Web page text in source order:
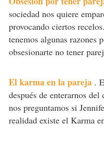
sociedad nos quiere
provocando ciertos
tenemos algunas razones
obsesionarte no tener
El karma en la pareja .
después de enterarnos
nos preguntamos si
realidad existe el Karma